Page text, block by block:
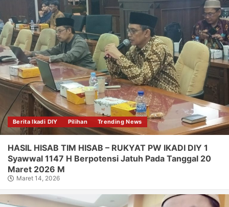
Berita Ikadi DIY Pilihan Trending News
HASIL HISAB TIM HISAB – RUKYAT PW IKADI DIY 1
Syawwal 1147 H Berpotensi Jatuh Pada Tanggal 20
Maret 2026 M
Maret 14, 2026